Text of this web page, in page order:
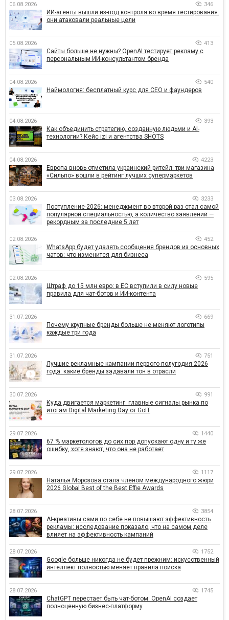
06.08.2026 346
ИИ-агенты вышли из-под контроля во время тестирования:
они атаковали реальные цели
05.08.2026 413
Сайты больше не нужны? OpenAI тестирует рекламу с
персональным ИИ-консультантом бренда
04.08.2026 540
Наймология: бесплатный курс для CEO и фаундеров
04.08.2026 393
Как объединить стратегию, созданную людьми и AI-
технологии? Кейс izi и агентства SHOTS
04.08.2026 4223
Европа вновь отметила украинский ритейл: три магазина
«Сильпо» вошли в рейтинг лучших супермаркетов
03.08.2026 3233
Поступление-2026: менеджмент во второй раз стал самой
популярной специальностью, а количество заявлений —
рекордным за последние 5 лет
02.08.2026 452
WhatsApp будет удалять сообщения брендов из основных
чатов: что изменится для бизнеса
02.08.2026 595
Штраф до 15 млн евро: в ЕС вступили в силу новые
правила для чат-ботов и ИИ-контента
31.07.2026 669
Почему крупные бренды больше не меняют логотипы
каждые три года
31.07.2026 751
Лучшие рекламные кампании первого полугодия 2026
года: какие бренды задавали тон в отрасли
30.07.2026 991
Куда двигается маркетинг: главные сигналы рынка по
итогам Digital Marketing Day от GoIT
29.07.2026 1440
67 % маркетологов до сих пор допускают одну и ту же
ошибку, хотя знают, что она не работает
29.07.2026 1117
Наталья Морозова стала членом международного жюри
2026 Global Best of the Best Effie Awards
28.07.2026 3854
AI-креативы сами по себе не повышают эффективность
рекламы: исследование показало, что на самом деле
влияет на эффективность кампаний
28.07.2026 1752
Google больше никогда не будет прежним: искусственный
интеллект полностью меняет правила поиска
28.07.2026 1745
ChatGPT перестает быть чат-ботом. OpenAI создает
полноценную бизнес-платформу